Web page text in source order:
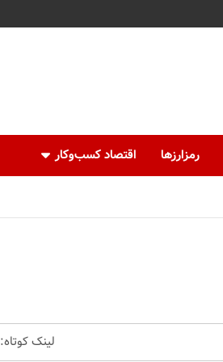
رمزارزها اقتصاد کسب‌و‌کار
لینک کوتاه: